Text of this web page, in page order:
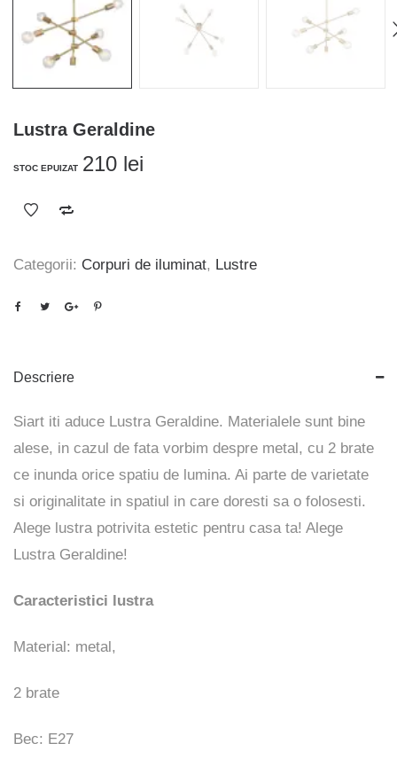
Lustra Geraldine
STOC EPUIZAT 210 lei
Categorii: Corpuri de iluminat, Lustre
Descriere
Siart iti aduce Lustra Geraldine. Materialele sunt bine
alese, in cazul de fata vorbim despre metal, cu 2 brate
ce inunda orice spatiu de lumina. Ai parte de varietate
si originalitate in spatiul in care doresti sa o folosesti.
Alege lustra potrivita estetic pentru casa ta! Alege
Lustra Geraldine!
Caracteristici lustra
Material: metal,
2 brate
Bec: E27